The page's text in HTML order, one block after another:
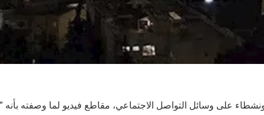
على وسائل التواصل الاجتماعي، مقاطع فيديو لما وصفته بأنه